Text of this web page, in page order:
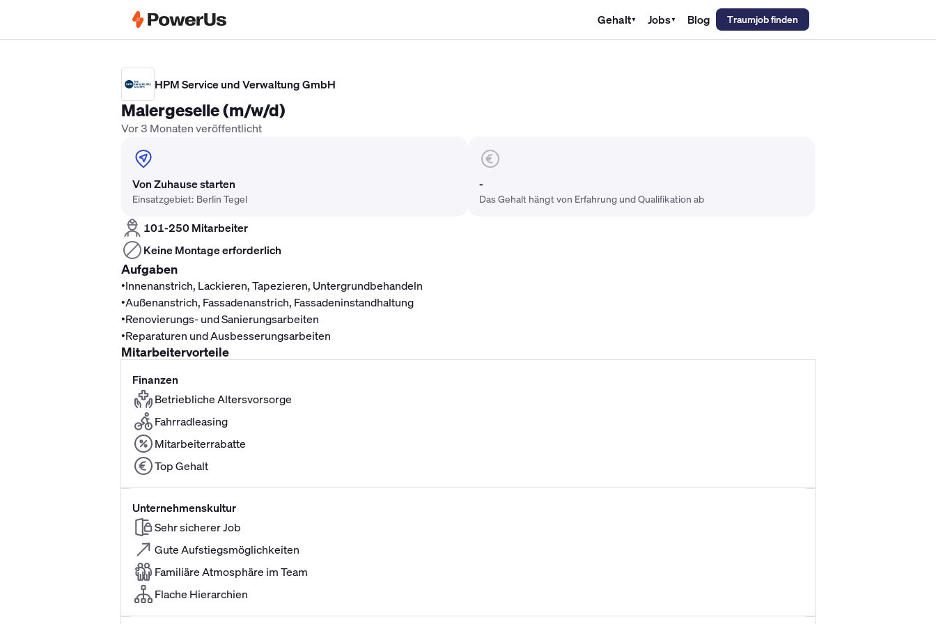
Gehalt▼ Jobs▼ Blog Traumjob finden
HPM Service und Verwaltung GmbH
Malergeselle (m/w/d)
Vor 3 Monaten veröffentlicht
Von Zuhause starten
Einsatzgebiet: Berlin Tegel
-
Das Gehalt hängt von Erfahrung und Qualifikation ab
101-250 Mitarbeiter
Keine Montage erforderlich
Aufgaben
•Innenanstrich, Lackieren, Tapezieren, Untergrundbehandeln
•Außenanstrich, Fassadenanstrich, Fassadeninstandhaltung
•Renovierungs- und Sanierungsarbeiten
•Reparaturen und Ausbesserungsarbeiten
Mitarbeitervorteile
Finanzen
Betriebliche Altersvorsorge
Fahrradleasing
Mitarbeiterrabatte
Top Gehalt
Unternehmenskultur
Sehr sicherer Job
Gute Aufstiegsmöglichkeiten
Familiäre Atmosphäre im Team
Flache Hierarchien